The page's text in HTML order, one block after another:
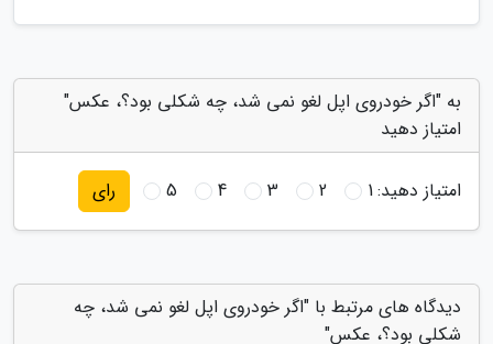
به "اگر خودروی اپل لغو نمی شد، چه شکلی بود؟، عکس"
امتیاز دهید
امتیاز دهید:1
2
3
4
5 رای
دیدگاه های مرتبط با "اگر خودروی اپل لغو نمی شد، چه
شکلی بود؟، عکس"